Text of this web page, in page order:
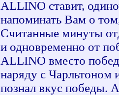
ALLINO ставит,
напоминать Вам о
Считанные минуты
и одновременно от
ALLINO вместо
наряду с Чарльтоном
познал вкус победы.